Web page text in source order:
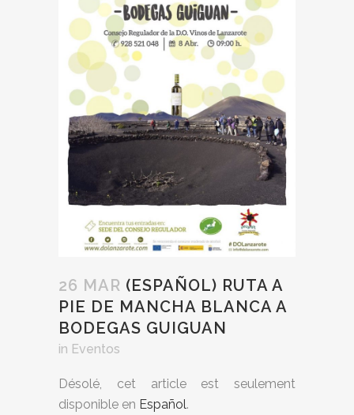
26 MAR (ESPAÑOL) RUTA A
PIE DE MANCHA BLANCA A
BODEGAS GUIGUAN
in Eventos
Désolé, cet article est seulement
disponible en Español.